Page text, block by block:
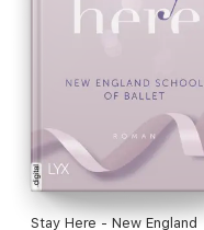
Stay Here - New England